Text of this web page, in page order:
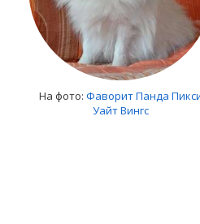
На фото: Фаворит Панда
Уайт Вингс